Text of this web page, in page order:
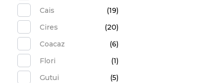
Cais
(19)
Cires
(20)
Coacaz
(6)
Flori
(1)
Gutui
(5)